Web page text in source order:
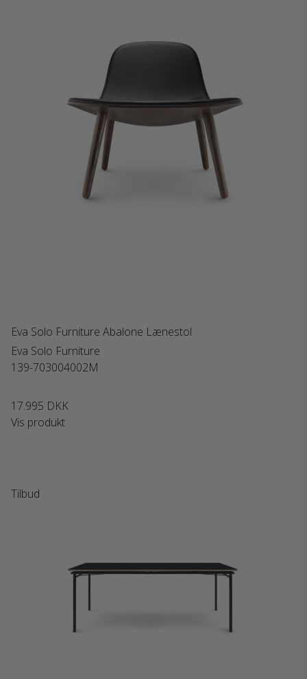
Eva Solo Furniture Abalone Lænestol
Eva Solo Furniture
139-703004002M
17.995 DKK
Vis produkt
Tilbud